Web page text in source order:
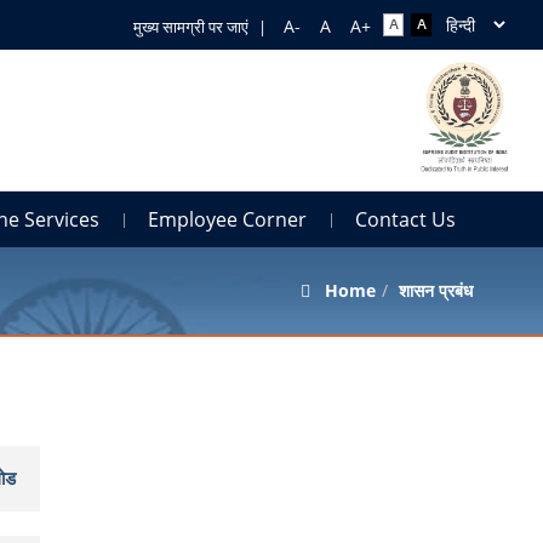
मुख्य सामग्री पर जाएं |
Services Employee Corner Contact Us
Home शासन प्रबंध